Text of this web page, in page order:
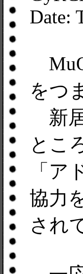
Date:
をつ
新
とこ
「
協力
され